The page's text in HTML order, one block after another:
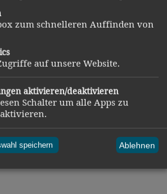
Gelände.
Glasdorf in Arnbruck der
zum schnelleren Auffinden von
auf unsere Website.
aktivieren/deaktivieren
Schalter um alle Apps zu
speichern Ablehnen